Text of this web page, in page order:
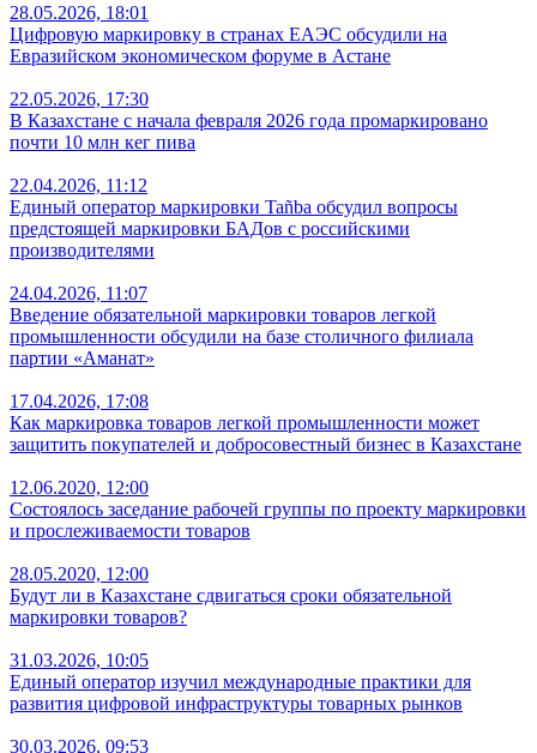
28.05.2026, 18:01
Цифровую маркировку в странах ЕАЭС обсудили на
Евразийском экономическом форуме в Астане
22.05.2026, 17:30
В Казахстане с начала февраля 2026 года промаркировано
почти 10 млн кег пива
22.04.2026, 11:12
Единый оператор маркировки Tañba обсудил вопросы
предстоящей маркировки БАДов с российскими
производителями
24.04.2026, 11:07
Введение обязательной маркировки товаров легкой
промышленности обсудили на базе столичного филиала
партии «Аманат»
17.04.2026, 17:08
Как маркировка товаров легкой промышленности может
защитить покупателей и добросовестный бизнес в Казахстане
12.06.2020, 12:00
Состоялось заседание рабочей группы по проекту маркировки
и прослеживаемости товаров
28.05.2020, 12:00
Будут ли в Казахстане сдвигаться сроки обязательной
маркировки товаров?
31.03.2026, 10:05
Единый оператор изучил международные практики для
развития цифровой инфраструктуры товарных рынков
30.03.2026, 09:53